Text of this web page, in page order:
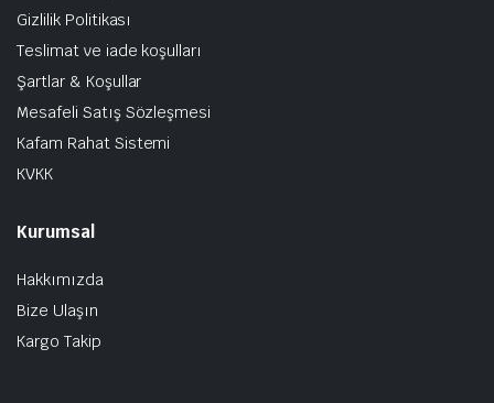
Gizlilik Politikası
Teslimat ve iade koşulları
Şartlar & Koşullar
Mesafeli Satış Sözleşmesi
Kafam Rahat Sistemi
KVKK
Kurumsal
Hakkımızda
Bize Ulaşın
Kargo Takip